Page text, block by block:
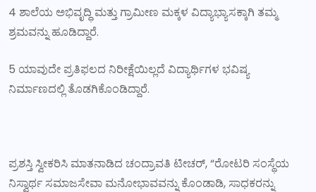
4 ಶಾಲೆಯ ಅಭಿವೃದ್ಧಿ ಮತ್ತು ಗ್ರಾಮೀಣ ಮಕ್ಕಳ ವಿದ್ಯಾಭ್ಯಾಸಕ್ಕಾಗಿ ತಮ್ಮ
ಶ್ರಮವನ್ನು ಹೂಡಿದ್ದಾರೆ.
5 ಯಾವುದೇ ಪ್ರತಿಫಲದ ನಿರೀಕ್ಷೆಯಿಲ್ಲದೆ ವಿದ್ಯಾರ್ಥಿಗಳ ಭವಿಷ್ಯ
ನಿರ್ಮಾಣದಲ್ಲಿ ತೊಡಗಿಕೊಂಡಿದ್ದಾರೆ.
ಪ್ರಶಸ್ತಿ ಸ್ವೀಕರಿಸಿ ಮಾತನಾಡಿದ ಚಂದ್ರಾವತಿ ಟೀಚರ್, “ರೋಟರಿ ಸಂಸ್ಥೆಯ
ನಿಸ್ವಾರ್ಥ ಸಮಾಜಸೇವಾ ಮನೋಭಾವವನ್ನು ಕೊಂಡಾಡಿ, ಸಾಧಕರನ್ನು